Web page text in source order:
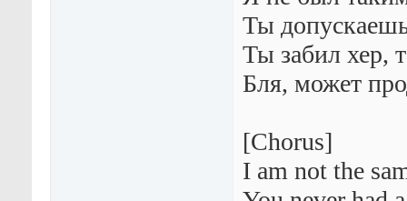
Ты
Ты забил хер,
Бля, может
[Chorus]
I am not the